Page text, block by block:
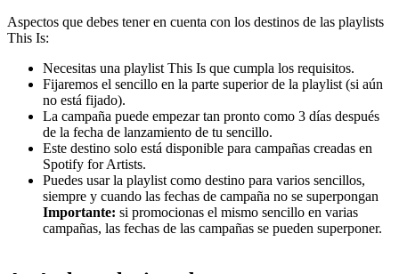
Aspectos que debes tener en cuenta con los destinos de las playlists
This Is:
Necesitas una playlist This Is que cumpla los requisitos.
Fijaremos el sencillo en la parte superior de la playlist (si aún
no está fijado).
La campaña puede empezar tan pronto como 3 días después
de la fecha de lanzamiento de tu sencillo.
Este destino solo está disponible para campañas creadas en
Spotify for Artists.
Puedes usar la playlist como destino para varios sencillos,
siempre y cuando las fechas de campaña no se superpongan
Importante: si promocionas el mismo sencillo en varias
campañas, las fechas de las campañas se pueden superponer.